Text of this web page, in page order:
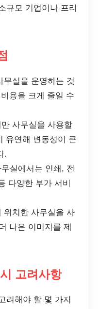
규모 기업이나 프리
무실을 운영하는 것
용을 크게 줄일 수
사무실을 사용할
유연해 변동성이 큰
.
실에서는 인쇄, 전
다양한 부가 서비
위치한 사무실을 사
나은 이미지를 제
고려사항
려해야 할 몇 가지